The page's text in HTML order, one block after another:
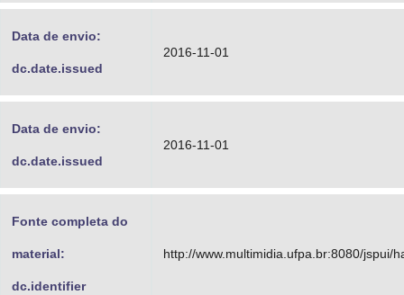
Data de envio:
dc.date.issued
2016-11-01
Data de envio:
dc.date.issued
2016-11-01
Fonte completa do
material:
dc.identifier
http://www.multimidia.ufpa.br:8080/jspui/